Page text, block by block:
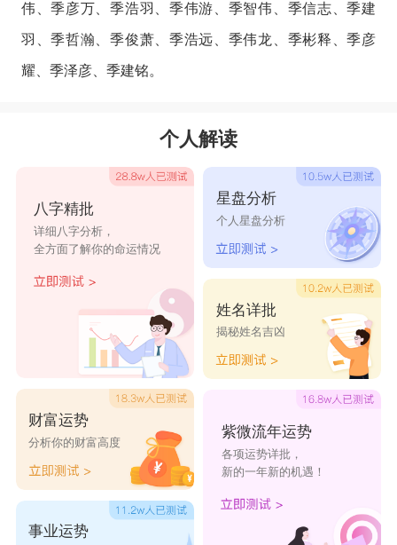
伟、季彦万、季浩羽、季伟游、季智伟、季信志、季建
羽、季哲瀚、季俊萧、季浩远、季伟龙、季彬释、季彦
耀、季泽彦、季建铭。
个人解读
八字精批
详细八字分析，
全方面了解你的命运情况
财富运势
分析你的财富高度
事业运势
星盘分析
个人星盘分析
姓名详批
揭秘姓名吉凶
紫微流年运势
各项运势详批，
新的一年新的机遇！